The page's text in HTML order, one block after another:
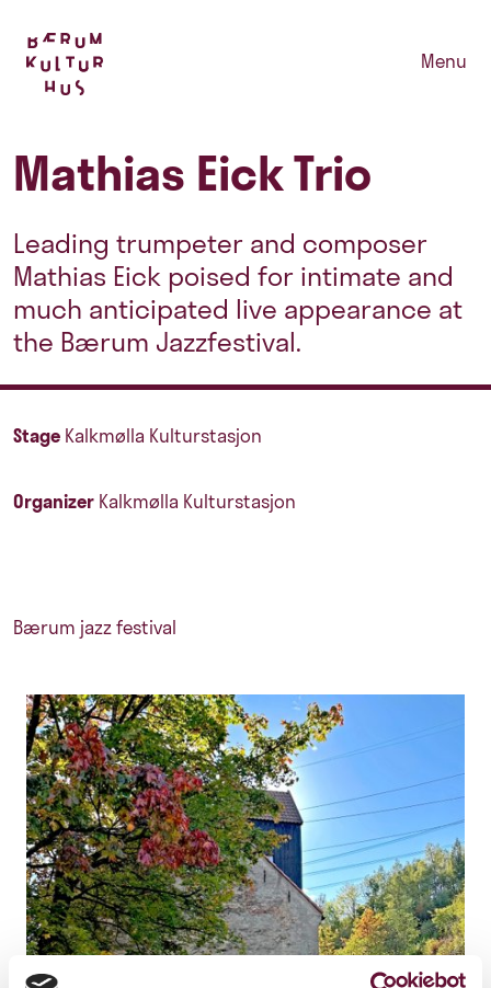
Menu
Mathias Eick Trio
Leading trumpeter and composer
Mathias Eick poised for intimate and
much anticipated live appearance at
the Bærum Jazzfestival.
Stage Kalkmølla Kulturstasjon
Organizer Kalkmølla Kulturstasjon
Bærum jazz festival